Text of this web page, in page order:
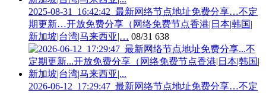
2025-08-31_16:42:42_最新网络节点地址免费分享…不定
期更新…开放免费分享（网络免费节点香港|日本|韩国|
新加坡|台湾|马来西亚|… 08/31 638
2026-06-12_17:29:47_最新网络节点地址免费分享…不定